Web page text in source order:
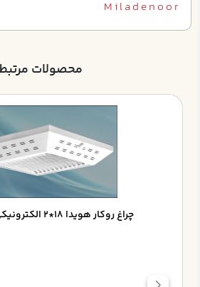
Miladenoor
محصولات مرتبط
چراغ روکار هويدا 18*2 الکترونيکي بدون لامپ